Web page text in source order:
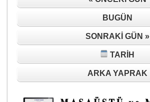
BUGÜN
SONRAKI GÜN »
TARIH
ARKA YAPRAK